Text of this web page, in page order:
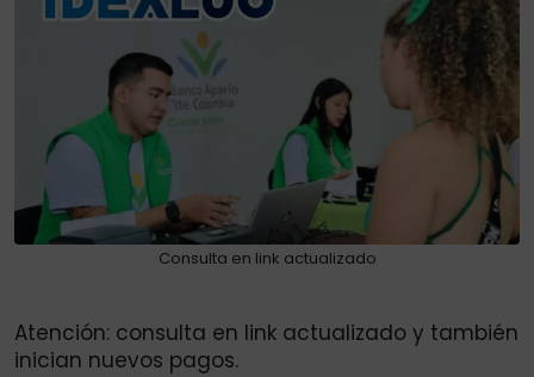
Consulta en link actualizado
Atención: consulta en link actualizado y también
inician nuevos pagos.